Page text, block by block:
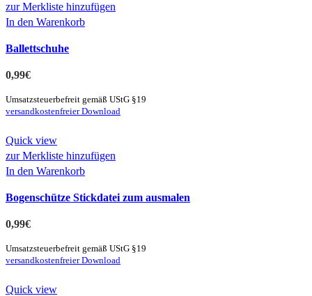
zur Merkliste hinzufügen
In den Warenkorb
Ballettschuhe
0,99€
Umsatzsteuerbefreit gemäß UStG §19
versandkostenfreier Download
Quick view
zur Merkliste hinzufügen
In den Warenkorb
Bogenschütze Stickdatei zum ausmalen
0,99€
Umsatzsteuerbefreit gemäß UStG §19
versandkostenfreier Download
Quick view